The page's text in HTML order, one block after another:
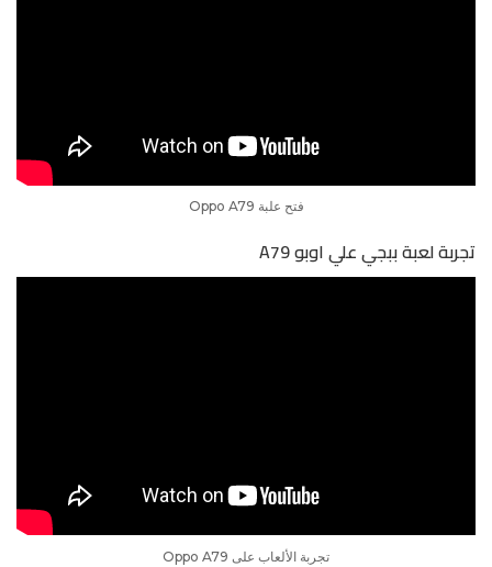
فتح علبة Oppo A79
تجربة لعبة ببجي علي اوبو A79
تجربة الألعاب على Oppo A79